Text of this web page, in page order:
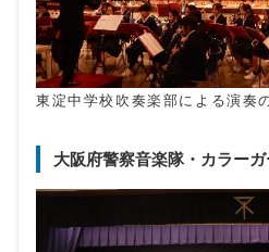
東淀中学校吹奏楽部による演奏
大阪府警察音楽隊・カラー